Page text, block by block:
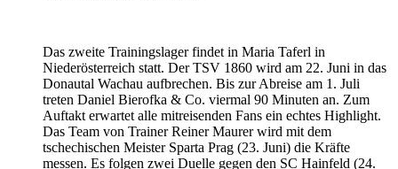
Das zweite Trainingslager findet in Maria Taferl in
Niederösterreich statt. Der TSV 1860 wird am 22. Juni in das
Donautal Wachau aufbrechen. Bis zur Abreise am 1. Juli
treten Daniel Bierofka & Co. viermal 90 Minuten an. Zum
Auftakt erwartet alle mitreisenden Fans ein echtes Highlight.
Das Team von Trainer Reiner Maurer wird mit dem
tschechischen Meister Sparta Prag (23. Juni) die Kräfte
messen. Es folgen zwei Duelle gegen den SC Hainfeld (24.